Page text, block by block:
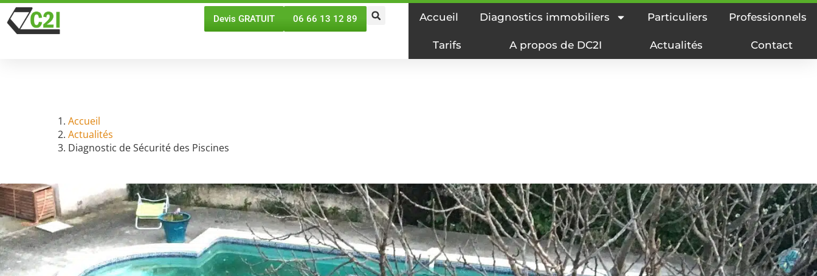
Devis GRATUIT 06 66 13 12 89 Accueil Diagnostics immobiliers Particuliers Professionnels
Tarifs A propos de DC2I Actualités Contact
Accueil
Actualités
Diagnostic de Sécurité des Piscines